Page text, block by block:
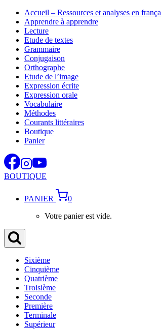
Aller
contenu
Accueil – Ressources et analyses en
Apprendre à apprendre
Lecture
Etude de textes
Grammaire
Conjugaison
Orthographe
Etude de l’image
Expression écrite
Expression orale
Vocabulaire
Méthodes
Courants littéraires
Boutique
Panier
BOUTIQUE
PANIER
0
Votre panier est vide.
Sixième
Cinquième
Quatrième
Troisième
Seconde
Première
Terminale
Supérieur